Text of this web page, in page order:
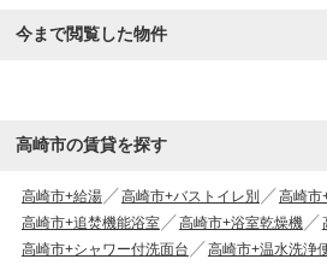
今まで閲覧した物件
高崎市の賃貸を探す
高崎市+給湯 高崎市+バストイレ別
高崎市
高崎市+追焚機能浴室
高崎市+浴室乾燥機
高崎市+シャワー付洗面台
高崎市+温水洗浄